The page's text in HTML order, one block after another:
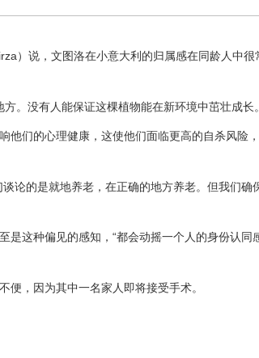
）说，文图洛在小意大利的归属感在同龄人中很
。没有人能保证这棵植物能在新环境中茁壮成长
他们的心理健康，这使他们面临更高的自杀风险
论的是就地养老，在正确的地方养老。但我们确
这种偏见的感知，“都会动摇一个人的身份认同
，因为其中一名家人即将接受手术。